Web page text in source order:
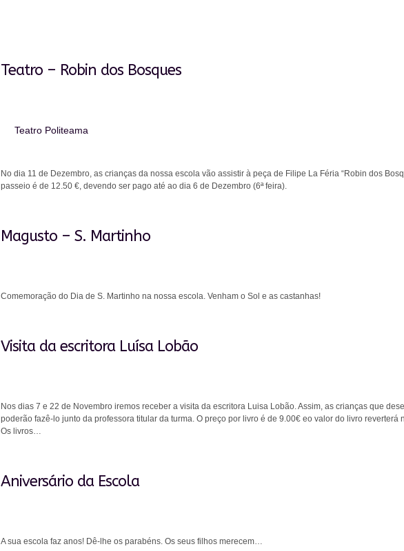
Teatro – Robin dos Bosques
Teatro Politeama
No dia 11 de Dezembro, as crianças da nossa escola vão assistir à peça de Filipe La Féria “Robin dos
passeio é de 12.50 €, devendo ser pago até ao dia 6 de Dezembro (6ª feira).
Magusto – S. Martinho
Comemoração do Dia de S. Martinho na nossa escola. Venham o Sol e as castanhas!
Visita da escritora Luísa Lobão
Nos dias 7 e 22 de Novembro iremos receber a visita da escritora Luisa Lobão. Assim, as crianças que
poderão fazê-lo junto da professora titular da turma. O preço por livro é de 9.00€ eo valor do livro reverterá
Os livros…
Aniversário da Escola
A sua escola faz anos! Dê-lhe os parabéns. Os seus filhos merecem…